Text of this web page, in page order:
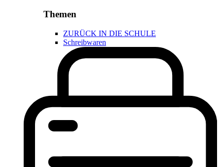
Themen
ZURÜCK IN DIE SCHULE
Schreibwaren